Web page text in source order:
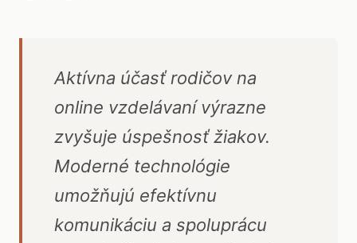
Aktívna účasť rodičov na
online vzdelávaní výrazne
zvyšuje úspešnosť žiakov.
Moderné technológie
umožňujú efektívnu
komunikáciu a spoluprácu